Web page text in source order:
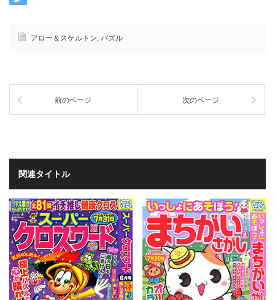
アロー＆スケルトン, パズル
前のページ 次のページ
関連タイトル